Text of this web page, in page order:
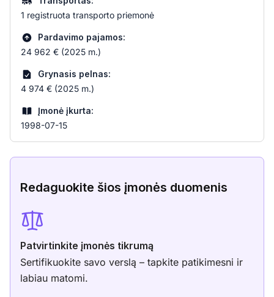
1 registruota transporto priemonė
Pardavimo pajamos:
24 962 € (2025 m.)
Grynasis pelnas:
4 974 € (2025 m.)
Įmonė įkurta:
1998-07-15
Redaguokite šios įmonės duomenis
Patvirtinkite įmonės tikrumą
Sertifikuokite savo verslą – tapkite patikimesni ir
labiau matomi.